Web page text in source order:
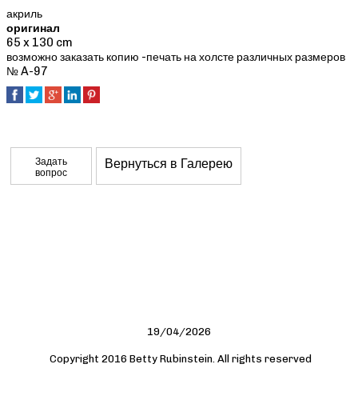
акриль
оригинал
65 x 130 cm
возможно заказать копию -печать на холсте различных размеров
№ A-97
Задать
вопрос
Вернуться в Галерею
19/04/2026
Copyright 2016 Betty Rubinstein. All rights reserved